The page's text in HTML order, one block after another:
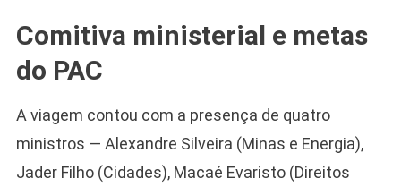
Comitiva ministerial e metas
do PAC
A viagem contou com a presença de quatro
ministros — Alexandre Silveira (Minas e Energia),
Jader Filho (Cidades), Macaé Evaristo (Direitos